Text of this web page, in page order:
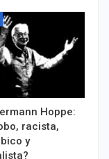
Hoppe:
racista,
y